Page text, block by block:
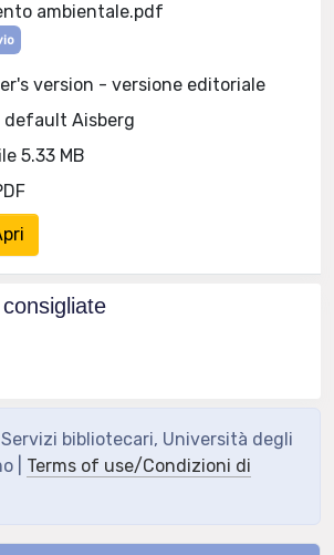
ambientale.pdf
version - versione editoriale
default Aisberg
5.33 MB
bibliotecari, Università degli
| Terms of use/Condizioni di